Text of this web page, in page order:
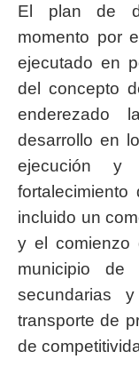
El plan de
momento por
ejecutado en
del concepto
enderezado
desarrollo en
ejecución
fortalecimiento
incluido un
y el comienzo
municipio de
secundarias
transporte de
de